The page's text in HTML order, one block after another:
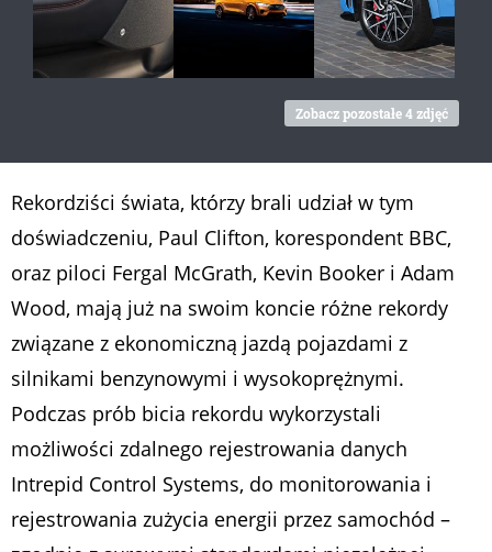
Zobacz pozostałe 4 zdjęć
Rekordziści świata, którzy brali udział w tym
doświadczeniu, Paul Clifton, korespondent BBC,
oraz piloci Fergal McGrath, Kevin Booker i Adam
Wood, mają już na swoim koncie różne rekordy
związane z ekonomiczną jazdą pojazdami z
silnikami benzynowymi i wysokoprężnymi.
Podczas prób bicia rekordu wykorzystali
możliwości zdalnego rejestrowania danych
Intrepid Control Systems, do monitorowania i
rejestrowania zużycia energii przez samochód –